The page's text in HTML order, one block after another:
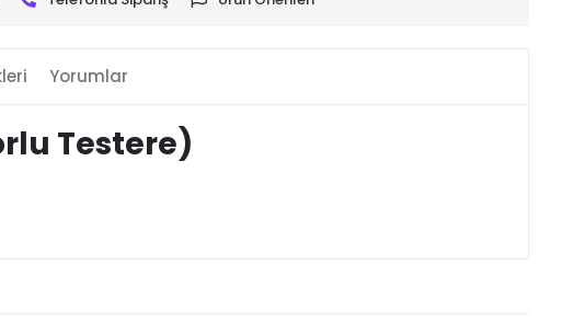
Yorumlar
Testere)